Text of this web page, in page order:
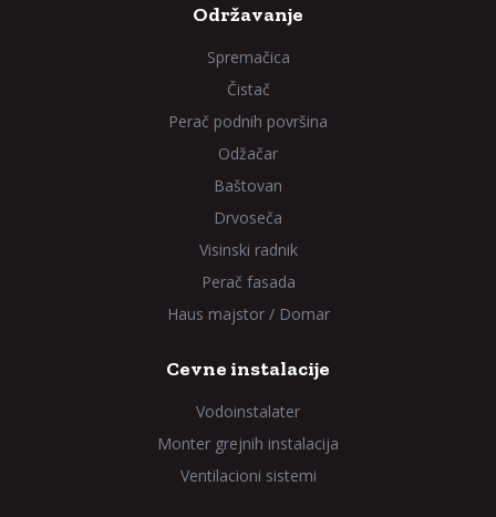
Održavanje
Spremačica
Čistač
Perač podnih površina
Odžačar
Baštovan
Drvoseča
Visinski radnik
Perač fasada
Haus majstor / Domar
Cevne instalacije
Vodoinstalater
Monter grejnih instalacija
Ventilacioni sistemi